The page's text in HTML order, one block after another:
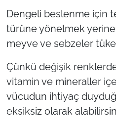
Dengeli beslenme için
türüne yönelmek
meyve ve sebzeler
Çünkü değişik
vitamin ve mineraller
vücudun ihtiyaç
eksiksiz olarak